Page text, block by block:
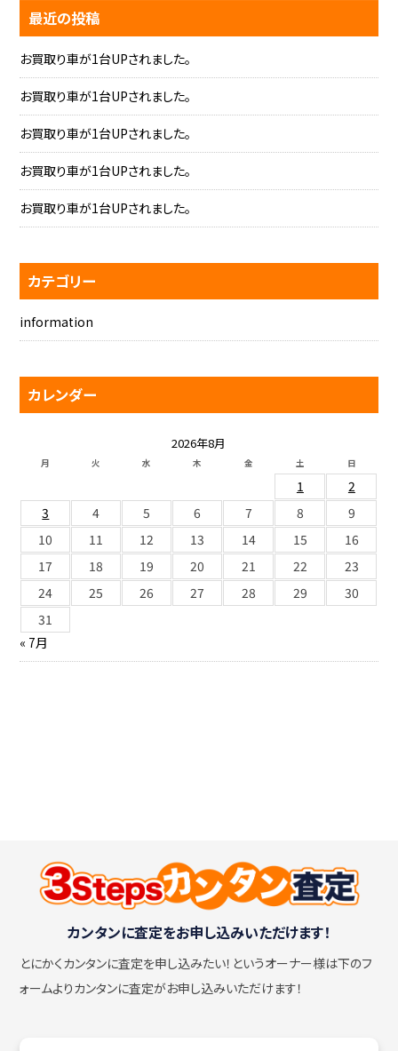
最近の投稿
お買取り車が1台UPされました。
お買取り車が1台UPされました。
お買取り車が1台UPされました。
お買取り車が1台UPされました。
お買取り車が1台UPされました。
カテゴリー
information
カレンダー
2026年8月
月 火 水 木 金 土 日
1
2
3
4 5 6 7 8
9
10
11 12 13 14 15
16
17
18 19 20 21 22
23
24
25 26 27 28 29
30
31
« 7月
カンタンに査定をお申し込みいただけます！
とにかくカンタンに査定を申し込みたい！ というオーナー様は下のフ
ォームよりカンタンに査定がお申し込みいただけます！